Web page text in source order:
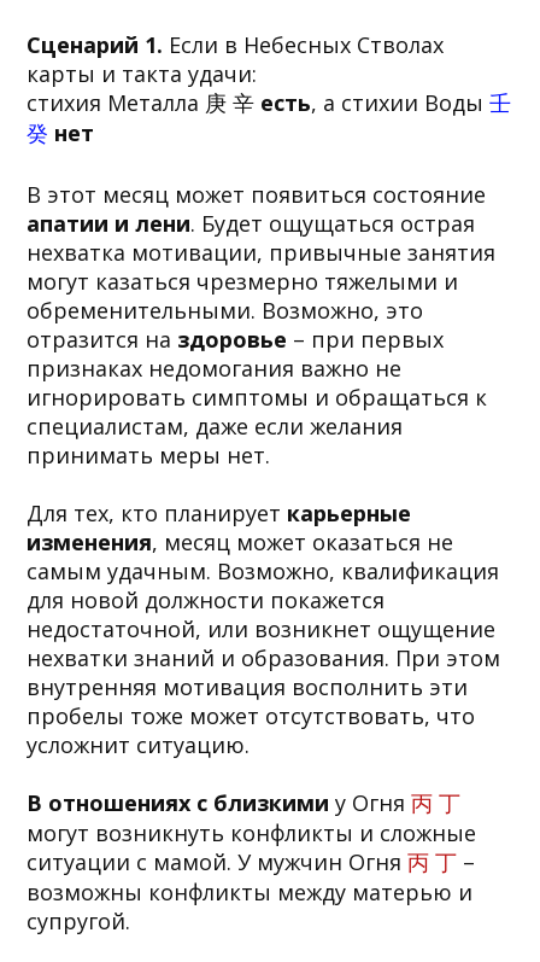
Сценарий 1. Если в Небесных Стволах
карты и такта удачи:
стихия Металла 庚 辛 есть, а стихии Воды 壬
癸 нет
В этот месяц может появиться состояние
апатии и лени. Будет ощущаться острая
нехватка мотивации, привычные занятия
могут казаться чрезмерно тяжелыми и
обременительными. Возможно, это
отразится на здоровье – при первых
признаках недомогания важно не
игнорировать симптомы и обращаться к
специалистам, даже если желания
принимать меры нет.
Для тех, кто планирует карьерные
изменения, месяц может оказаться не
самым удачным. Возможно, квалификация
для новой должности покажется
недостаточной, или возникнет ощущение
нехватки знаний и образования. При этом
внутренняя мотивация восполнить эти
пробелы тоже может отсутствовать, что
усложнит ситуацию.
В отношениях с близкими у Огня 丙 丁
могут возникнуть конфликты и сложные
ситуации с мамой. У мужчин Огня 丙 丁 –
возможны конфликты между матерью и
супругой.